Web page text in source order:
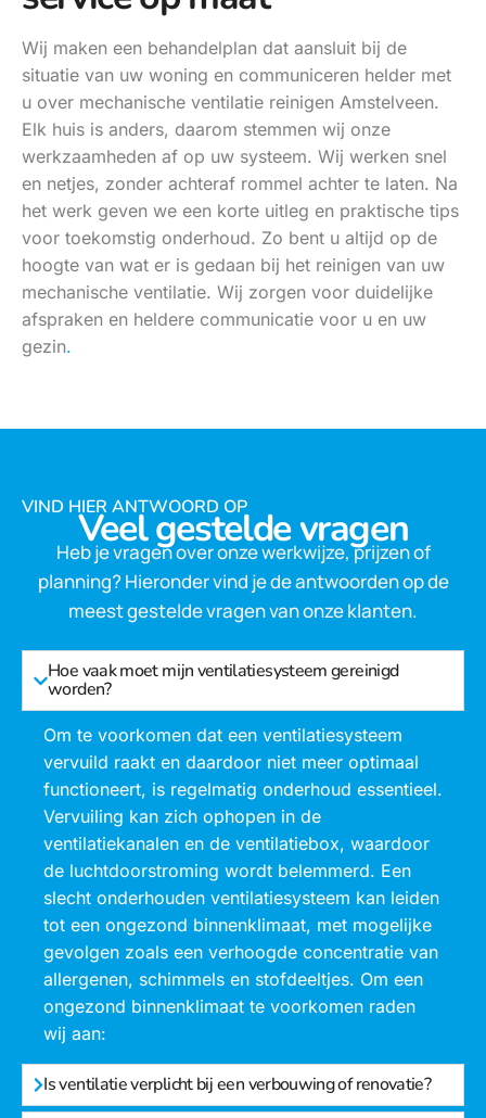
Wij maken een behandelplan dat aansluit bij de
situatie van uw woning en communiceren helder met
u over mechanische ventilatie reinigen Amstelveen.
Elk huis is anders, daarom stemmen wij onze
werkzaamheden af op uw systeem. Wij werken snel
en netjes, zonder achteraf rommel achter te laten. Na
het werk geven we een korte uitleg en praktische tips
voor toekomstig onderhoud. Zo bent u altijd op de
hoogte van wat er is gedaan bij het reinigen van uw
mechanische ventilatie. Wij zorgen voor duidelijke
afspraken en heldere communicatie voor u en uw
gezin.
VIND HIER ANTWOORD OP
Veel gestelde vragen
Heb je vragen over onze werkwijze, prijzen of
planning? Hieronder vind je de antwoorden op de
meest gestelde vragen van onze klanten.
Hoe vaak moet mijn ventilatiesysteem gereinigd
worden?
Om te voorkomen dat een ventilatiesysteem
vervuild raakt en daardoor niet meer optimaal
functioneert, is regelmatig onderhoud essentieel.
Vervuiling kan zich ophopen in de
ventilatiekanalen en de ventilatiebox, waardoor
de luchtdoorstroming wordt belemmerd. Een
slecht onderhouden ventilatiesysteem kan leiden
tot een ongezond binnenklimaat, met mogelijke
gevolgen zoals een verhoogde concentratie van
allergenen, schimmels en stofdeeltjes. Om een
ongezond binnenklimaat te voorkomen raden
wij aan:
Is ventilatie verplicht bij een verbouwing of renovatie?